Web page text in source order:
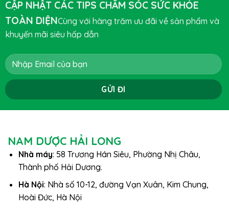
CẬP NHẬT CÁC TIPS CHĂM SÓC SỨC KHỎE
TOÀN DIỆNCùng với hàng trăm ưu đãi về sản phẩm và
khuyến mãi siêu hấp dẫn
NAM DƯỢC HẢI LONG
Nhà máy: 58 Trương Hán Siêu, Phường Nhị Châu,
Thành phố Hải Dương.
Hà Nội: Nhà số 10-12, đường Vạn Xuân, Kim Chung,
Hoài Đức, Hà Nội